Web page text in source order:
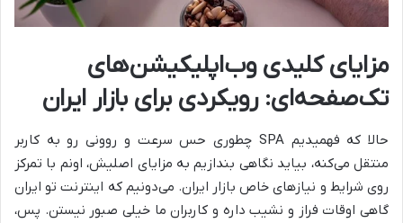
مزایای کلیدی وب‌اپلیکیشن‌های
تک‌صفحه‌ای: رویکردی برای بازار ایران
حالا که فهمیدیم SPA چطوری حس سرعت و روونی رو به کاربر
منتقل می‌کنه، بیاید نگاهی بندازیم به مزایای اصلیش، اونم با تمرکز
روی شرایط و نیازهای خاص بازار ایران. می‌دونیم که اینترنت تو ایران
گاهی اوقات فراز و نشیب داره و کاربران ما خیلی صبور نیستن. پس،